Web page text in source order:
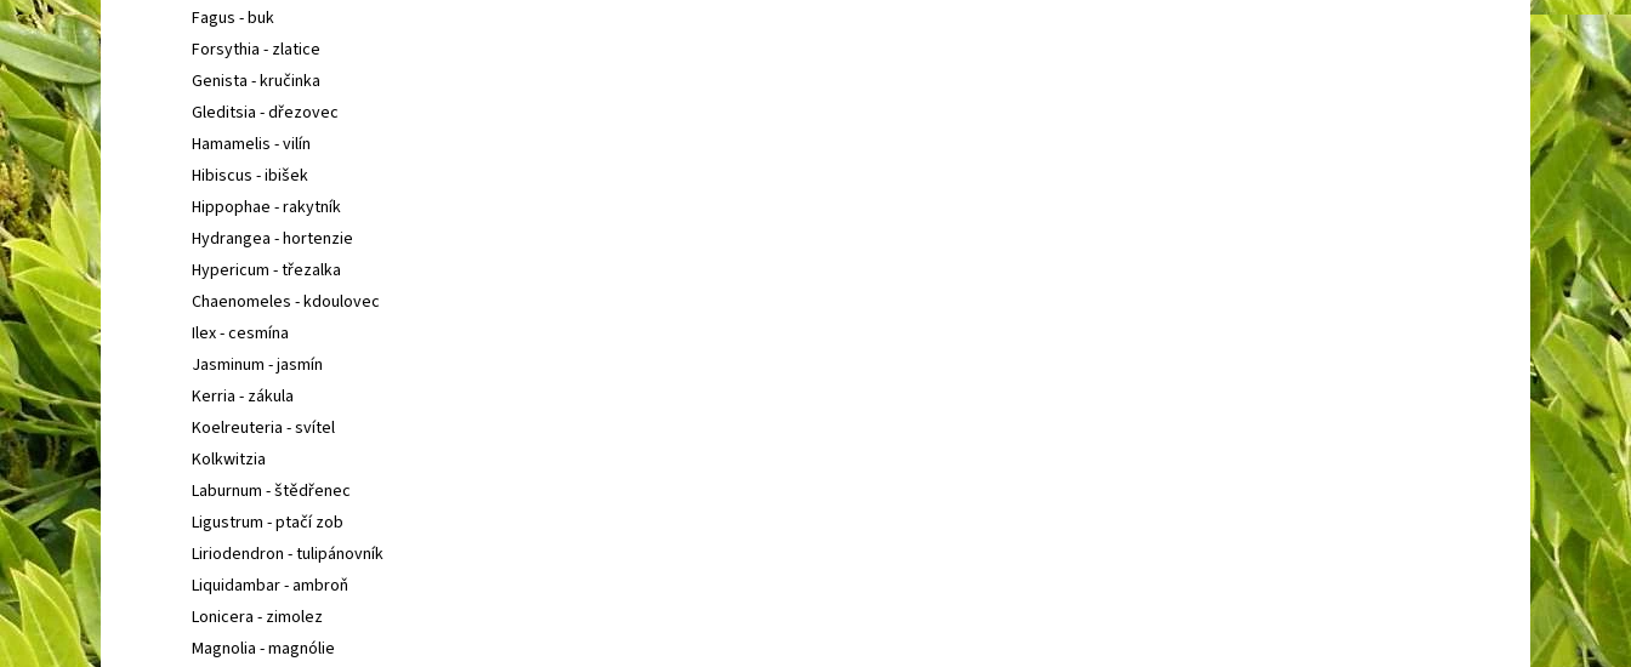
Fagus - buk
Forsythia - zlatice
Genista - kručinka
Gleditsia - dřezovec
Hamamelis - vilín
Hibiscus - ibišek
Hippophae - rakytník
Hydrangea - hortenzie
Hypericum - třezalka
Chaenomeles - kdoulovec
Ilex - cesmína
Jasminum - jasmín
Kerria - zákula
Koelreuteria - svítel
Kolkwitzia
Laburnum - štědřenec
Ligustrum - ptačí zob
Liriodendron - tulipánovník
Liquidambar - ambroň
Lonicera - zimolez
Magnolia - magnólie